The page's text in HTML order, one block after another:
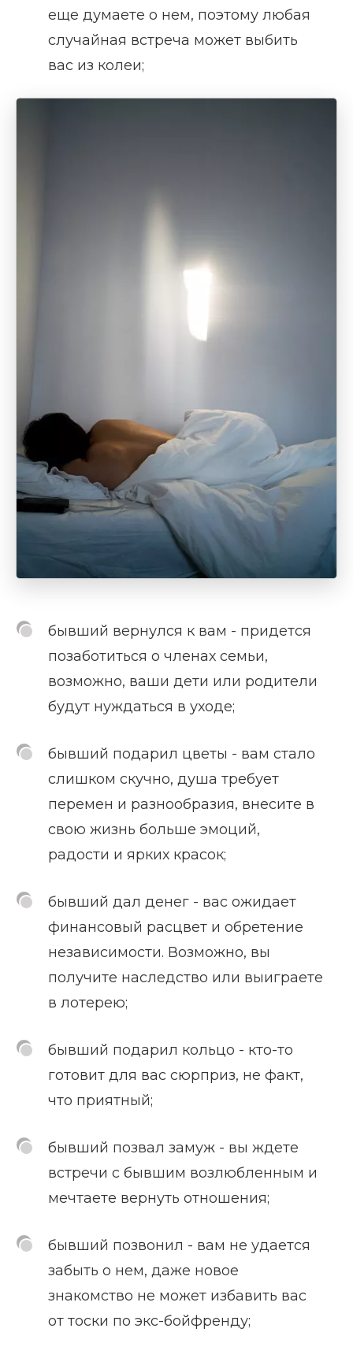
еще думаете о нем, поэтому любая
случайная встреча может выбить
вас из колеи;
бывший вернулся к вам - придется
позаботиться о членах семьи,
возможно, ваши дети или родители
будут нуждаться в уходе;
бывший подарил цветы - вам стало
слишком скучно, душа требует
перемен и разнообразия, внесите в
свою жизнь больше эмоций,
радости и ярких красок;
бывший дал денег - вас ожидает
финансовый расцвет и обретение
независимости. Возможно, вы
получите наследство или выиграете
в лотерею;
бывший подарил кольцо - кто-то
готовит для вас сюрприз, не факт,
что приятный;
бывший позвал замуж - вы ждете
встречи с бывшим возлюбленным и
мечтаете вернуть отношения;
бывший позвонил - вам не удается
забыть о нем, даже новое
знакомство не может избавить вас
от тоски по экс-бойфренду;